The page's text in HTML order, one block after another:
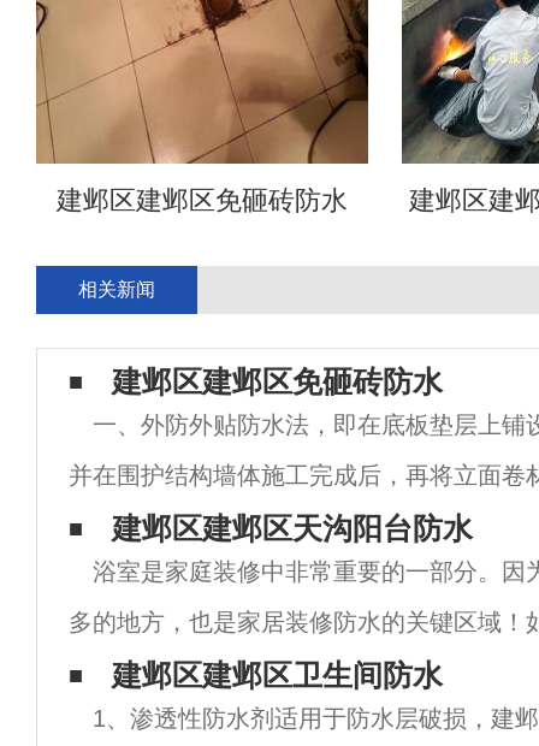
建邺区建邺区免砸砖防水 建邺区建
相关新闻
建邺区建邺区免砸砖防水
一、外防外贴防水法，即在底板垫层上铺
并在围护结构墙体施工完成后，再将立面卷
接铺贴在围护结构的外墙面，然后采取保护
水施工方法。建邺区防水这款地下室防水施
建邺区建邺区天沟阳台防水
浴室是家庭装修中非常重要的一部分。因
多的地方，也是家居装修防水的关键区域！
不仅会给自己造成损失，还会给楼下的居民
浴室防水应注意哪些细节。建邺区卫生间防
建邺区建邺区卫生间防水
1、渗透性防水剂适用于防水层破损，建